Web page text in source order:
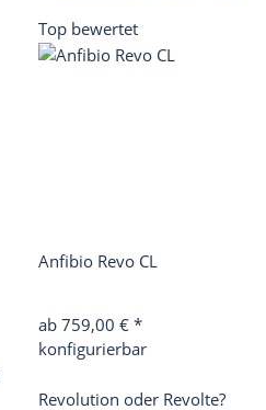
Top bewertet
Anfibio Revo CL
ab 759,00 € *
konfigurierbar
Revolution oder Revolte?